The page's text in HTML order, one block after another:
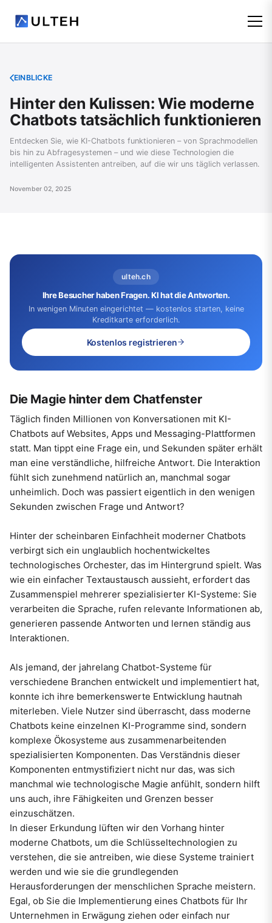
EINBLICKE
Hinter den Kulissen: Wie moderne
Chatbots tatsächlich funktionieren
Entdecken Sie, wie KI-Chatbots funktionieren – von Sprachmodellen
bis hin zu Abfragesystemen – und wie diese Technologien die
intelligenten Assistenten antreiben, auf die wir uns täglich verlassen.
November 02, 2025
ulteh.ch
Ihre Besucher haben Fragen. KI hat die Antworten.
In wenigen Minuten eingerichtet — kostenlos starten, keine
Kreditkarte erforderlich.
Kostenlos registrieren
Die Magie hinter dem Chatfenster
Täglich finden Millionen von Konversationen mit KI-
Chatbots auf Websites, Apps und Messaging-Plattformen
statt. Man tippt eine Frage ein, und Sekunden später erhält
man eine verständliche, hilfreiche Antwort. Die Interaktion
fühlt sich zunehmend natürlich an, manchmal sogar
unheimlich. Doch was passiert eigentlich in den wenigen
Sekunden zwischen Frage und Antwort?
Hinter der scheinbaren Einfachheit moderner Chatbots
verbirgt sich ein unglaublich hochentwickeltes
technologisches Orchester, das im Hintergrund spielt. Was
wie ein einfacher Textaustausch aussieht, erfordert das
Zusammenspiel mehrerer spezialisierter KI-Systeme: Sie
verarbeiten die Sprache, rufen relevante Informationen ab,
generieren passende Antworten und lernen ständig aus
Interaktionen.
Als jemand, der jahrelang Chatbot-Systeme für
verschiedene Branchen entwickelt und implementiert hat,
konnte ich ihre bemerkenswerte Entwicklung hautnah
miterleben. Viele Nutzer sind überrascht, dass moderne
Chatbots keine einzelnen KI-Programme sind, sondern
komplexe Ökosysteme aus zusammenarbeitenden
spezialisierten Komponenten. Das Verständnis dieser
Komponenten entmystifiziert nicht nur das, was sich
manchmal wie technologische Magie anfühlt, sondern hilft
uns auch, ihre Fähigkeiten und Grenzen besser
einzuschätzen.
In dieser Erkundung lüften wir den Vorhang hinter
moderne Chatbots, um die Schlüsseltechnologien zu
verstehen, die sie antreiben, wie diese Systeme trainiert
werden und wie sie die grundlegenden
Herausforderungen der menschlichen Sprache meistern.
Egal, ob Sie die Implementierung eines Chatbots für Ihr
Unternehmen in Erwägung ziehen oder einfach nur